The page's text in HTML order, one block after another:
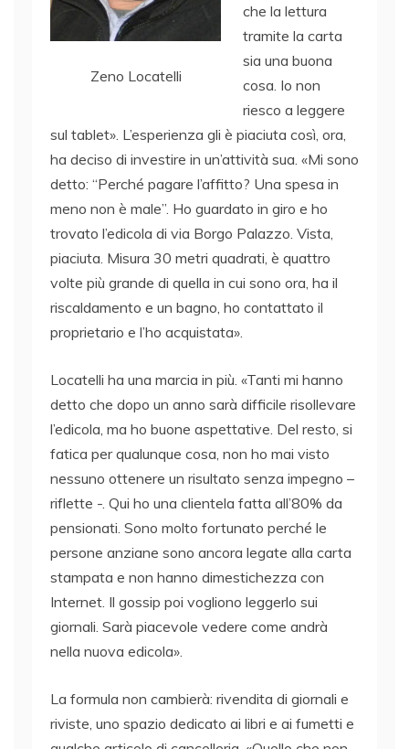
Zeno Locatelli
che la lettura
tramite la carta
sia una buona
cosa. Io non
riesco a leggere
sul tablet». L’esperienza gli è piaciuta così, ora,
ha deciso di investire in un’attività sua. «Mi sono
detto: “Perché pagare l’affitto? Una spesa in
meno non è male”. Ho guardato in giro e ho
trovato l’edicola di via Borgo Palazzo. Vista,
piaciuta. Misura 30 metri quadrati, è quattro
volte più grande di quella in cui sono ora, ha il
riscaldamento e un bagno, ho contattato il
proprietario e l’ho acquistata».
Locatelli ha una marcia in più. «Tanti mi hanno
detto che dopo un anno sarà difficile risollevare
l’edicola, ma ho buone aspettative. Del resto, si
fatica per qualunque cosa, non ho mai visto
nessuno ottenere un risultato senza impegno –
riflette -. Qui ho una clientela fatta all’80% da
pensionati. Sono molto fortunato perché le
persone anziane sono ancora legate alla carta
stampata e non hanno dimestichezza con
Internet. Il gossip poi vogliono leggerlo sui
giornali. Sarà piacevole vedere come andrà
nella nuova edicola».
La formula non cambierà: rivendita di giornali e
riviste, uno spazio dedicato ai libri e ai fumetti e